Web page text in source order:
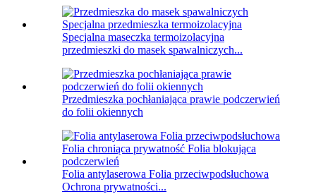
Specjalna maseczka termoizolacyjna
przedmieszki do masek spawalniczych...
Przedmieszka pochłaniająca prawie podczerwień
do folii okiennych
Folia antylaserowa Folia przeciwpodsłuchowa
Ochrona prywatności...